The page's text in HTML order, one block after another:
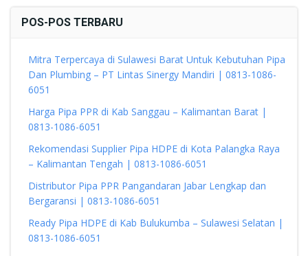
POS-POS TERBARU
Mitra Terpercaya di Sulawesi Barat Untuk Kebutuhan Pipa
Dan Plumbing – PT Lintas Sinergy Mandiri | 0813-1086-
6051
Harga Pipa PPR di Kab Sanggau – Kalimantan Barat |
0813-1086-6051
Rekomendasi Supplier Pipa HDPE di Kota Palangka Raya
– Kalimantan Tengah | 0813-1086-6051
Distributor Pipa PPR Pangandaran Jabar Lengkap dan
Bergaransi | 0813-1086-6051
Ready Pipa HDPE di Kab Bulukumba – Sulawesi Selatan |
0813-1086-6051